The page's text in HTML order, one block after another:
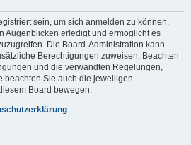
sein, um sich anmelden zu können.
Augenblicken erledigt und ermöglicht es
Die Board-Administration kann
Berechtigungen zuweisen. Beachten
und die verwandten Regelungen,
beachten Sie auch die jeweiligen
Board bewegen.